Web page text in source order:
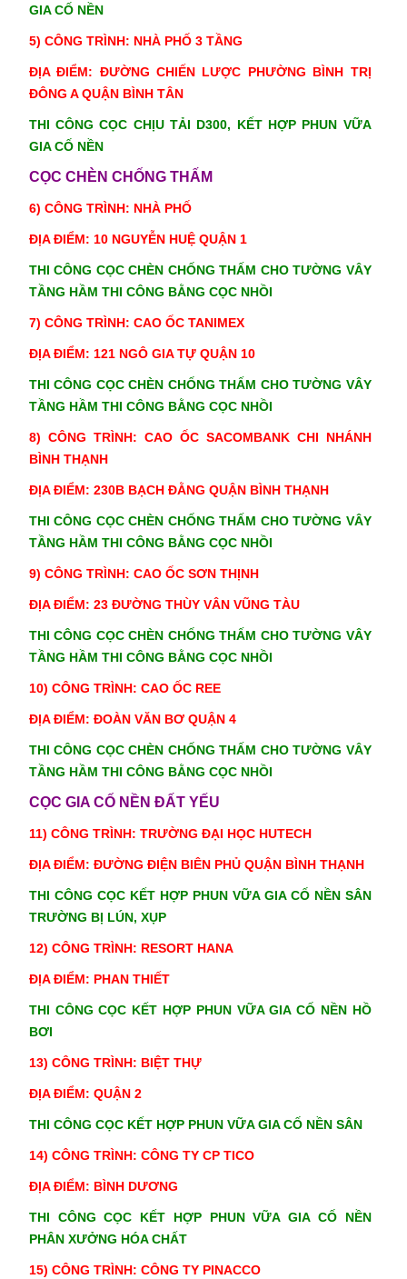
GIA CỐ NỀN
5) CÔNG TRÌNH: NHÀ PHỐ 3 TẦNG
ĐỊA ĐIỂM: ĐƯỜNG CHIẾN LƯỢC PHƯỜNG BÌNH TRỊ
ĐÔNG A QUẬN BÌNH TÂN
THI CÔNG CỌC CHỊU TẢI D300, KẾT HỢP PHUN VỮA
GIA CỐ NỀN
CỌC CHÈN CHỐNG THẤM
6) CÔNG TRÌNH: NHÀ PHỐ
ĐỊA ĐIỂM: 10 NGUYỄN HUỆ QUẬN 1
THI CÔNG CỌC CHÈN CHỐNG THẤM CHO TƯỜNG VÂY
TẦNG HẦM THI CÔNG BẰNG CỌC NHỒI
7) CÔNG TRÌNH: CAO ỐC TANIMEX
ĐỊA ĐIỂM: 121 NGÔ GIA TỰ QUẬN 10
THI CÔNG CỌC CHÈN CHỐNG THẤM CHO TƯỜNG VÂY
TẦNG HẦM THI CÔNG BẰNG CỌC NHỒI
8) CÔNG TRÌNH: CAO ỐC SACOMBANK CHI NHÁNH
BÌNH THẠNH
ĐỊA ĐIỂM: 230B BẠCH ĐẰNG QUẬN BÌNH THẠNH
THI CÔNG CỌC CHÈN CHỐNG THẤM CHO TƯỜNG VÂY
TẦNG HẦM THI CÔNG BẰNG CỌC NHỒI
9) CÔNG TRÌNH: CAO ỐC SƠN THỊNH
ĐỊA ĐIỂM: 23 ĐƯỜNG THÙY VÂN VŨNG TÀU
THI CÔNG CỌC CHÈN CHỐNG THẤM CHO TƯỜNG VÂY
TẦNG HẦM THI CÔNG BẰNG CỌC NHỒI
10) CÔNG TRÌNH: CAO ỐC REE
ĐỊA ĐIỂM: ĐOÀN VĂN BƠ QUẬN 4
THI CÔNG CỌC CHÈN CHỐNG THẤM CHO TƯỜNG VÂY
TẦNG HẦM THI CÔNG BẰNG CỌC NHỒI
CỌC GIA CỐ NỀN ĐẤT YẾU
11) CÔNG TRÌNH: TRƯỜNG ĐẠI HỌC HUTECH
ĐỊA ĐIỂM: ĐƯỜNG ĐIỆN BIÊN PHỦ QUẬN BÌNH THẠNH
THI CÔNG CỌC KẾT HỢP PHUN VỮA GIA CỐ NỀN SÂN
TRƯỜNG BỊ LÚN, XỤP
12) CÔNG TRÌNH: RESORT HANA
ĐỊA ĐIỂM: PHAN THIẾT
THI CÔNG CỌC KẾT HỢP PHUN VỮA GIA CỐ NỀN HỒ
BƠI
13) CÔNG TRÌNH: BIỆT THỰ
ĐỊA ĐIỂM: QUẬN 2
THI CÔNG CỌC KẾT HỢP PHUN VỮA GIA CỐ NỀN SÂN
14) CÔNG TRÌNH: CÔNG TY CP TICO
ĐỊA ĐIỂM: BÌNH DƯƠNG
THI CÔNG CỌC KẾT HỢP PHUN VỮA GIA CỐ NỀN
PHÂN XƯỞNG HÓA CHẤT
15) CÔNG TRÌNH: CÔNG TY PINACCO